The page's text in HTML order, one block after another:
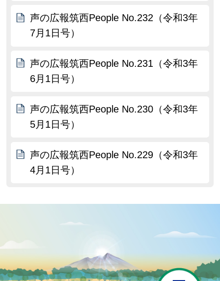
声の広報筑西People No.232（令和3年
7月1日号）
声の広報筑西People No.231（令和3年
6月1日号）
声の広報筑西People No.230（令和3年
5月1日号）
声の広報筑西People No.229（令和3年
4月1日号）